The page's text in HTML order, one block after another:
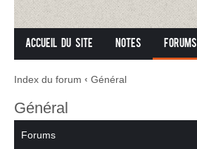
Accueil du site Notes Forums
Index du forum ‹ Général
Général
Forums